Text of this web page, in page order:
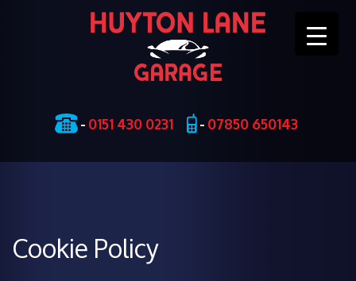
-0151 430 0231 -07850 650143
Cookie Policy